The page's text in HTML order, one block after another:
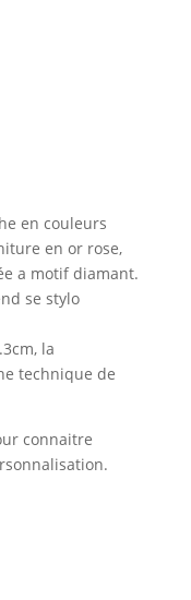
en couleurs
en or rose,
a motif diamant.
se stylo
la
technique de
connaitre